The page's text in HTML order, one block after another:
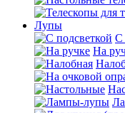
Лупы
С
На